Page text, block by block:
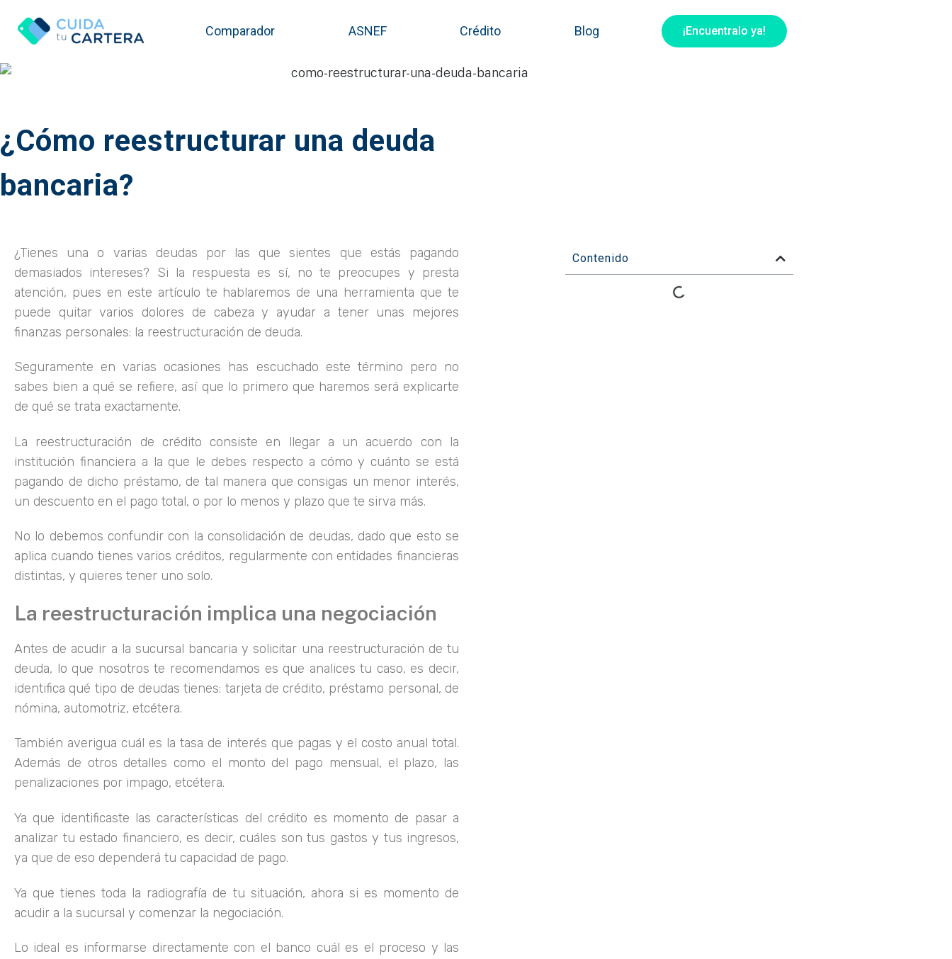
Comparador ASNEF Crédito Blog ¡Encuentralo ya!
¿Cómo reestructurar una deuda
bancaria?
¿Tienes una o varias deudas por las que sientes que estás pagando
demasiados intereses? Si la respuesta es sí, no te preocupes y presta
atención, pues en este artículo te hablaremos de una herramienta que te
puede quitar varios dolores de cabeza y ayudar a tener unas mejores
finanzas personales: la reestructuración de deuda.
Seguramente en varias ocasiones has escuchado este término pero no
sabes bien a qué se refiere, así que lo primero que haremos será explicarte
de qué se trata exactamente.
La reestructuración de crédito consiste en llegar a un acuerdo con la
institución financiera a la que le debes respecto a cómo y cuánto se está
pagando de dicho préstamo, de tal manera que consigas un menor interés,
un descuento en el pago total, o por lo menos y plazo que te sirva más.
No lo debemos confundir con la consolidación de deudas, dado que esto se
aplica cuando tienes varios créditos, regularmente con entidades financieras
distintas, y quieres tener uno solo.
La reestructuración implica una negociación
Antes de acudir a la sucursal bancaria y solicitar una reestructuración de tu
deuda, lo que nosotros te recomendamos es que analices tu caso, es decir,
identifica qué tipo de deudas tienes: tarjeta de crédito, préstamo personal, de
nómina, automotriz, etcétera.
También averigua cuál es la tasa de interés que pagas y el costo anual total.
Además de otros detalles como el monto del pago mensual, el plazo, las
penalizaciones por impago, etcétera.
Ya que identificaste las características del crédito es momento de pasar a
analizar tu estado financiero, es decir, cuáles son tus gastos y tus ingresos,
ya que de eso dependerá tu capacidad de pago.
Ya que tienes toda la radiografía de tu situación, ahora si es momento de
acudir a la sucursal y comenzar la negociación.
Lo ideal es informarse directamente con el banco cuál es el proceso y las
Contenido